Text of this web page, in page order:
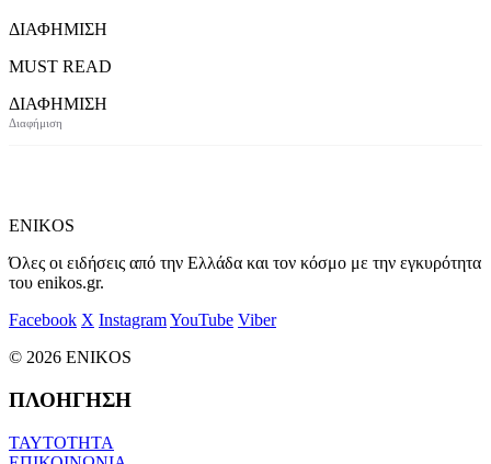
ΔΙΑΦΗΜΙΣΗ
MUST READ
ΔΙΑΦΗΜΙΣΗ
ENIKOS
Όλες οι ειδήσεις από την Ελλάδα και τον κόσμο με την εγκυρότητα
του enikos.gr.
Facebook X InstagramYouTube Viber
© 2026 ENIKOS
ΠΛΟΗΓΗΣΗ
ΤΑΥΤΟΤΗΤΑ